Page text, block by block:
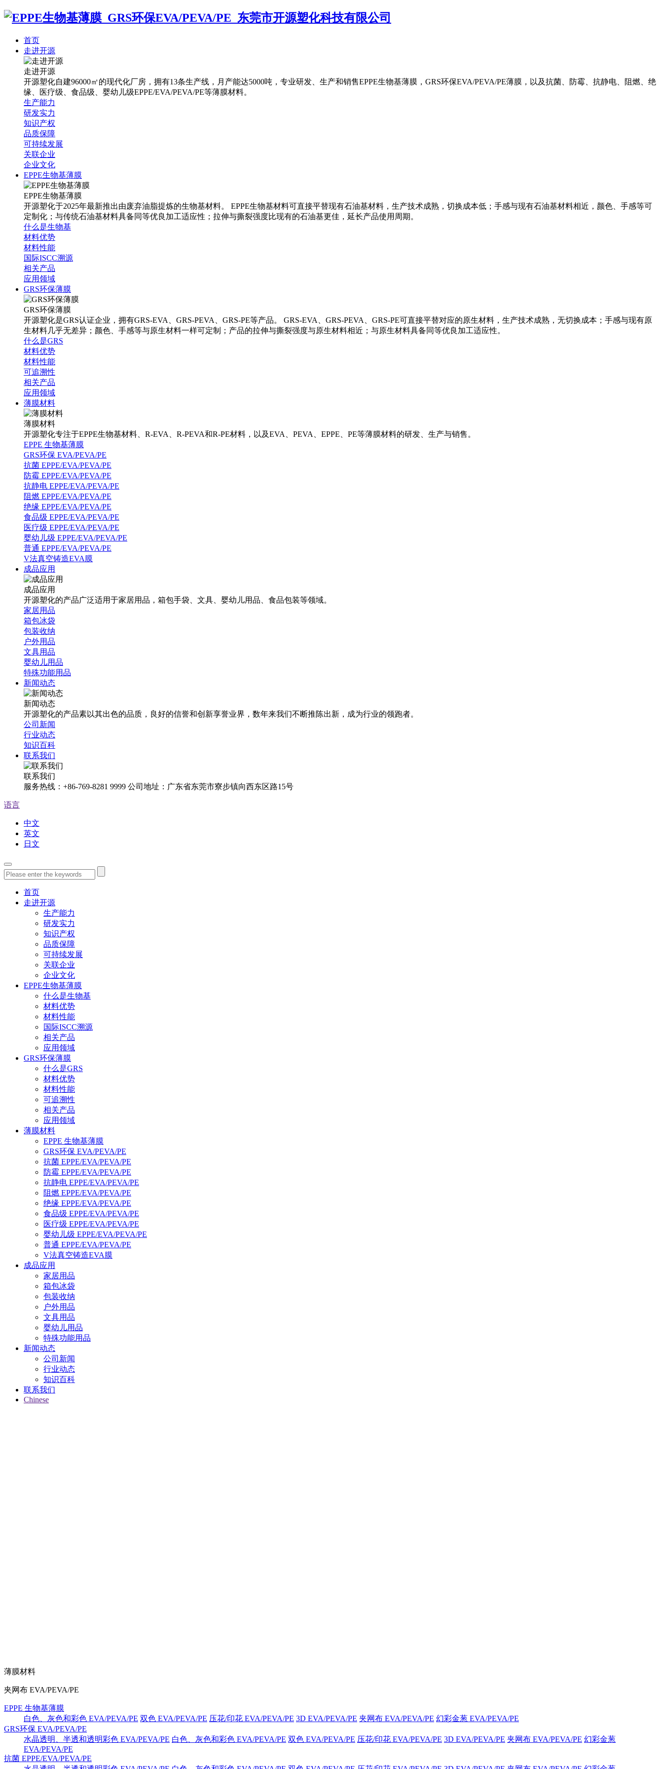
首页
走进开源
走进开源
开源塑化自建96000㎡的现代化厂房，拥有13条生产线，月产能达5000吨，专业研发、生产和销售EPPE生物基薄膜，GRS环保EVA/PEVA/PE薄膜，以及抗菌、防霉、抗静电、阻燃、绝
缘、医疗级、食品级、婴幼儿级EPPE/EVA/PEVA/PE等薄膜材料。
生产能力
研发实力
知识产权
品质保障
可持续发展
关联企业
企业文化
EPPE生物基薄膜
EPPE生物基薄膜
开源塑化于2025年最新推出由废弃油脂提炼的生物基材料。 EPPE生物基材料可直接平替现有石油基材料，生产技术成熟，切换成本低；手感与现有石油基材料相近，颜色、手感等可
定制化；与传统石油基材料具备同等优良加工适应性；拉伸与撕裂强度比现有的石油基更佳，延长产品使用周期。
什么是生物基
材料优势
材料性能
国际ISCC溯源
相关产品
应用领域
GRS环保薄膜
GRS环保薄膜
开源塑化是GRS认证企业，拥有GRS-EVA、GRS-PEVA、GRS-PE等产品。 GRS-EVA、GRS-PEVA、GRS-PE可直接平替对应的原生材料，生产技术成熟，无切换成本；手感与现有原
生材料几乎无差异；颜色、手感等与原生材料一样可定制；产品的拉伸与撕裂强度与原生材料相近；与原生材料具备同等优良加工适应性。
什么是GRS
材料优势
材料性能
可追溯性
相关产品
应用领域
薄膜材料
薄膜材料
开源塑化专注于EPPE生物基材料、R-EVA、R-PEVA和R-PE材料，以及EVA、PEVA、EPPE、PE等薄膜材料的研发、生产与销售。
EPPE 生物基薄膜
GRS环保 EVA/PEVA/PE
抗菌 EPPE/EVA/PEVA/PE
防霉 EPPE/EVA/PEVA/PE
抗静电 EPPE/EVA/PEVA/PE
阻燃 EPPE/EVA/PEVA/PE
绝缘 EPPE/EVA/PEVA/PE
食品级 EPPE/EVA/PEVA/PE
医疗级 EPPE/EVA/PEVA/PE
婴幼儿级 EPPE/EVA/PEVA/PE
普通 EPPE/EVA/PEVA/PE
V法真空铸造EVA膜
成品应用
成品应用
开源塑化的产品广泛适用于家居用品，箱包手袋、文具、婴幼儿用品、食品包装等领域。
家居用品
箱包冰袋
包装收纳
户外用品
文具用品
婴幼儿用品
特殊功能用品
新闻动态
新闻动态
开源塑化的产品素以其出色的品质，良好的信誉和创新享誉业界，数年来我们不断推陈出新，成为行业的领跑者。
公司新闻
行业动态
知识百科
联系我们
联系我们
服务热线：+86-769-8281 9999 公司地址：广东省东莞市寮步镇向西东区路15号
语言
中文
英文
日文
首页
走进开源
生产能力
研发实力
知识产权
品质保障
可持续发展
关联企业
企业文化
EPPE生物基薄膜
什么是生物基
材料优势
材料性能
国际ISCC溯源
相关产品
应用领域
GRS环保薄膜
什么是GRS
材料优势
材料性能
可追溯性
相关产品
应用领域
薄膜材料
EPPE 生物基薄膜
GRS环保 EVA/PEVA/PE
抗菌 EPPE/EVA/PEVA/PE
防霉 EPPE/EVA/PEVA/PE
抗静电 EPPE/EVA/PEVA/PE
阻燃 EPPE/EVA/PEVA/PE
绝缘 EPPE/EVA/PEVA/PE
食品级 EPPE/EVA/PEVA/PE
医疗级 EPPE/EVA/PEVA/PE
婴幼儿级 EPPE/EVA/PEVA/PE
普通 EPPE/EVA/PEVA/PE
V法真空铸造EVA膜
成品应用
家居用品
箱包冰袋
包装收纳
户外用品
文具用品
婴幼儿用品
特殊功能用品
新闻动态
公司新闻
行业动态
知识百科
联系我们
Chinese
薄膜材料
夹网布 EVA/PEVA/PE
EPPE 生物基薄膜
白色、灰色和彩色 EVA/PEVA/PE 双色 EVA/PEVA/PE 压花/印花 EVA/PEVA/PE 3D EVA/PEVA/PE 夹网布 EVA/PEVA/PE 幻彩金葱 EVA/PEVA/PE
GRS环保 EVA/PEVA/PE
水晶透明、半透和透明彩色 EVA/PEVA/PE 白色、灰色和彩色 EVA/PEVA/PE 双色 EVA/PEVA/PE 压花/印花 EVA/PEVA/PE 3D EVA/PEVA/PE 夹网布 EVA/PEVA/PE 幻彩金葱
EVA/PEVA/PE
抗菌 EPPE/EVA/PEVA/PE